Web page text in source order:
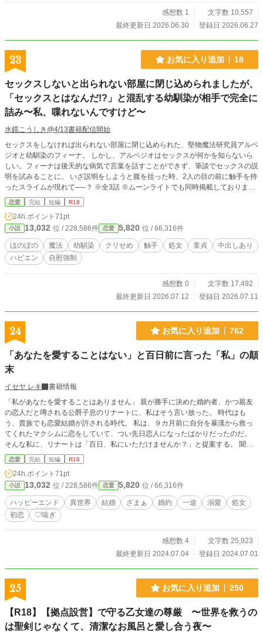
感想数 1
文字数 10,557
最終更新日 2026.06.30
登録日 2026.06.27
23 お気に入り追加 18
セックスしないと出られない部屋に閉じ込められましたが、
「セックスとはなんだ!?」と混乱する幼馴染が相手で完全に
詰み〜私、喋れないんですけど〜
水鏡こうしき@4/13書籍配信開始
セックスをしなければ出られない部屋に閉じ込められた、堅物魔法研究員アルペ
ジオと幼馴染のフィーナ。 しかし、アルペジオはセックスが何かを知らないら
しい。フィーナは後天的な病気で言葉を話すことができず、筆談でセックスの説
明を試みることに。 いざ説明をしようと腹を括った時、2人の目の前に触手を持
ったスライムが現れて──？ ※全3話 ※ムーンライトでも同時掲載しております
が、タイトル文字数制限の関係で異なるものとなっております。ムーンライトは
「セックスしないと出られない部屋に閉じ込められましたが、「セックスとはな
んだ!?」と混乱する幼馴染（堅物魔法研究員）が相手で完全に詰み〜私、喋れな
いんですけれど？〜」となっております。 内容は同じです。
恋愛 完結 短編 R18
24h.ポイント 71pt
小説 13,032 位 / 228,586件 恋愛 5,820 位 / 66,316件
ほのぼの 魔法 幼馴染 クリせめ 触手 処女 童貞
中出しあり
ハピエン
自慰強制
感想数 0
文字数 17,492
最終更新日 2026.07.12
登録日 2026.07.11
24 お気に入り追加 762
「あなたを愛することはない」と百日前に言った「私」の顛
末
イセヤ レキ
書籍情報
「私があなたを愛することはありません」 親が勝手に決めた婚約者、かつ親友
の恋人だと噂される公爵子息のリナートに、私はそう言い放った。 時代はも
う、貴族でも恋愛結婚が許される時代。 私は、９カ月前に自分を暴漢から救っ
てくれたマクシムに恋をしていて、つい先日恋人になったばかりだったのだ。
そんな私に、リナートは「百日、私にいただけませんか？」と提案する。 聞け
ば、百日後も私の気持ちが変わらずマクシムに向いているなら、リナートは私を
諦めてくれるという。 マクシムへの気持ちがたったの百日で冷めることなどな
いだろうと思いながら頷いた私の、百日後とそれから。 ※全２１話（二万五千
字ほどの短編）完結済。 ※「※」付は背後注意となります。
恋愛 完結 短編 R18
24h.ポイント 71pt
小説 13,032 位 / 228,586件 恋愛 5,820 位 / 66,316件
ハッピーエンド 異世界 結婚 ざまぁ 婚約 一途 溺愛
処女
初恋
♡喘ぎ
感想数 4
文字数 25,923
最終更新日 2024.07.04
登録日 2024.07.01
25 お気に入り追加 250
【R18】【拠点設営】で守る乙女達の尊厳 〜世界を救うの
は聖剣じゃなくて、清潔なお風呂と愛し合う夜〜